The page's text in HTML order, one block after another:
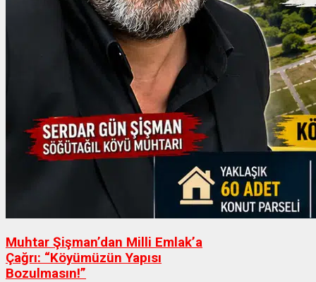
Muhtar Şişman’dan Milli Emlak’a
Çağrı: “Köyümüzün Yapısı
Bozulmasın!”